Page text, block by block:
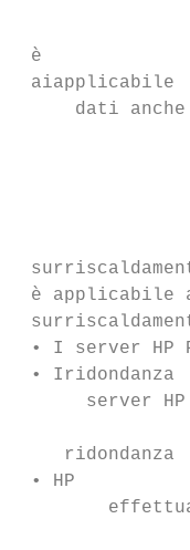
è
aiapplicabile
dati anche
è applicabile
• I server HP
• Iridondanza
server HP
    ridondanza
• HP